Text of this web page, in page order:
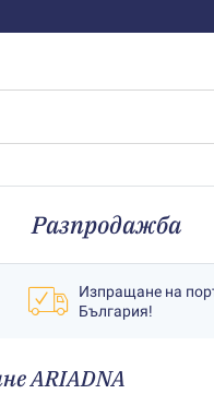
Разпродажба
Изпращане на
България!
АRIADNA